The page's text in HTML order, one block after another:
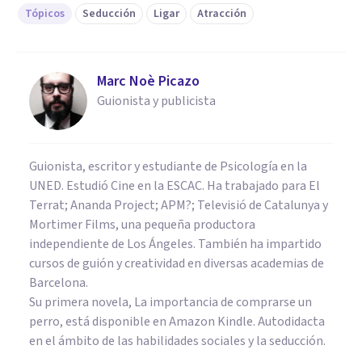
Tópicos Seducción Ligar Atracción
Marc Noè Picazo
Guionista y publicista
Guionista, escritor y estudiante de Psicología en la
UNED. Estudió Cine en la ESCAC. Ha trabajado para El
Terrat; Ananda Project; APM?; Televisió de Catalunya y
Mortimer Films, una pequeña productora
independiente de Los Ángeles. También ha impartido
cursos de guión y creatividad en diversas academias de
Barcelona.
Su primera novela, La importancia de comprarse un
perro, está disponible en Amazon Kindle. Autodidacta
en el ámbito de las habilidades sociales y la seducción.